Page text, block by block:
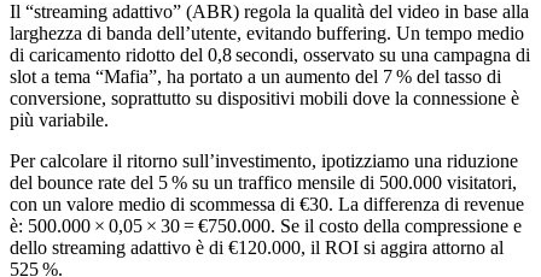
Il “streaming adattivo” (ABR) regola la qualità del video in base alla
larghezza di banda dell’utente, evitando buffering. Un tempo medio
di caricamento ridotto del 0,8 secondi, osservato su una campagna di
slot a tema “Mafia”, ha portato a un aumento del 7 % del tasso di
conversione, soprattutto su dispositivi mobili dove la connessione è
più variabile.
Per calcolare il ritorno sull’investimento, ipotizziamo una riduzione
del bounce rate del 5 % su un traffico mensile di 500.000 visitatori,
con un valore medio di scommessa di €30. La differenza di revenue
è: 500.000 × 0,05 × 30 = €750.000. Se il costo della compressione e
dello streaming adattivo è di €120.000, il ROI si aggira attorno al
525 %.